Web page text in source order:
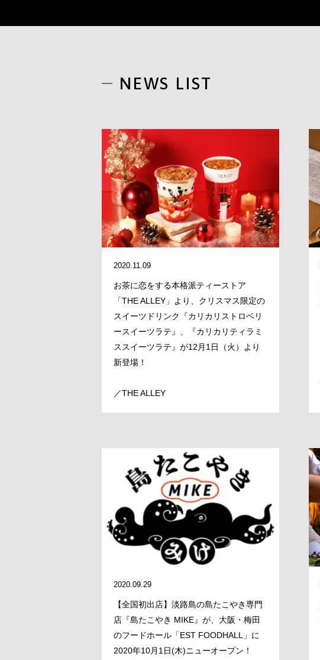
NEWS LIST
2020.11.09
お茶に恋をする本格派ティーストア
「THE ALLEY」より、クリスマス限定の
スイーツドリンク『カリカリストロベリ
ースイーツラテ』、『カリカリティラミ
ススイーツラテ』が12月1日（火）より
新登場！
／THE ALLEY
2020.09.29
【全国初出店】淡路島の島たこやき専門
店『島たこやき MIKE』が、大阪・梅田
のフードホール「EST FOODHALL」に
2020年10月1日(木)ニューオープン！